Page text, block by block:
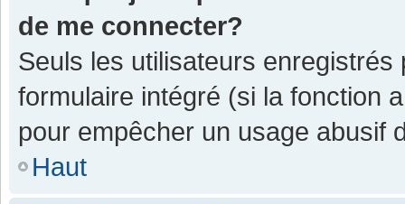
de me connecter?
Seuls les utilisateurs enregistrés
formulaire intégré (si la fonction
pour empêcher un usage abusif
Haut